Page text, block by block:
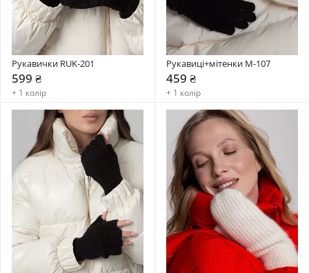
Рукавички RUK-201
599 ₴
+ 1 колір
Рукавиці+мітенки М-107
459 ₴
+ 1 колір